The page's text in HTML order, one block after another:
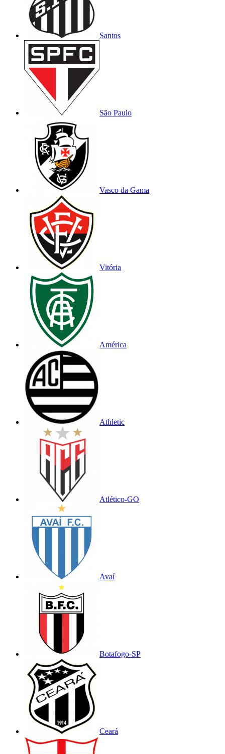
Santos
São Paulo
Vasco da Gama
Vitória
América
Athletic
Atlético-GO
Avaí
Botafogo-SP
Ceará